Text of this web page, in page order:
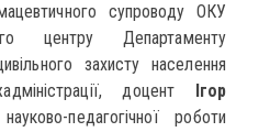
супроводу ОКУ
центру Департаменту
захисту населення
доцент Ігор
педагогічної роботи